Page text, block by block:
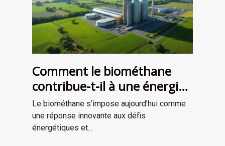
Comment le biométhane
contribue-t-il à une énergie
plus verte ?
Le biométhane s’impose aujourd’hui comme
une réponse innovante aux défis
énergétiques et...